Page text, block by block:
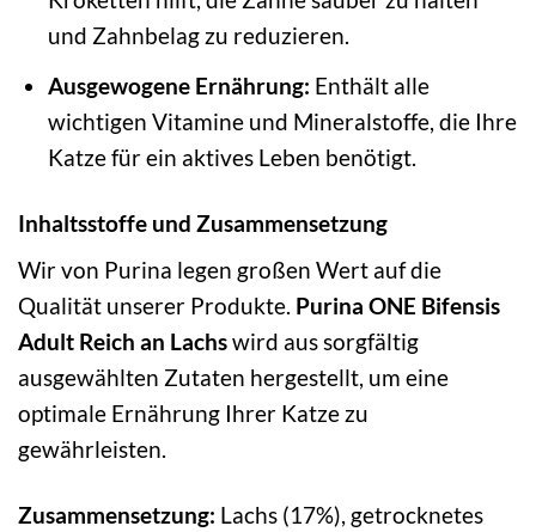
und Zahnbelag zu reduzieren.
Ausgewogene Ernährung: Enthält alle
wichtigen Vitamine und Mineralstoffe, die Ihre
Katze für ein aktives Leben benötigt.
Inhaltsstoffe und Zusammensetzung
Wir von Purina legen großen Wert auf die
Qualität unserer Produkte. Purina ONE Bifensis
Adult Reich an Lachswird aus sorgfältig
ausgewählten Zutaten hergestellt, um eine
optimale Ernährung Ihrer Katze zu
gewährleisten.
Zusammensetzung: Lachs (17%), getrocknetes